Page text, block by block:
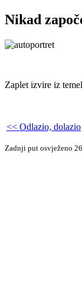
Nikad
Zaplet izvire iz
<< Odlazio, dolazio
Zadnji put osvježeno